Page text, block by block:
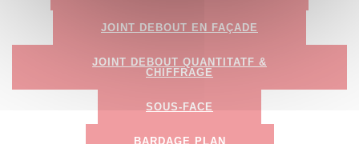
JOINT DEBOUT EN FAÇADE
JOINT DEBOUT QUANTITATF &
CHIFFRAGE
SOUS-FACE
BARDAGE PLAN